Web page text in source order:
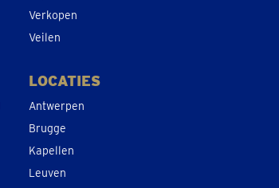
Verkopen
Veilen
LOCATIES
Antwerpen
Brugge
Kapellen
Leuven